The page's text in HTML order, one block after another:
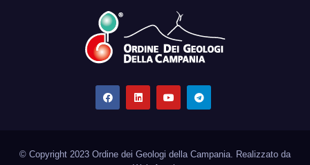
© Copyright 2023 Ordine dei Geologi della Campania. Realizzato da